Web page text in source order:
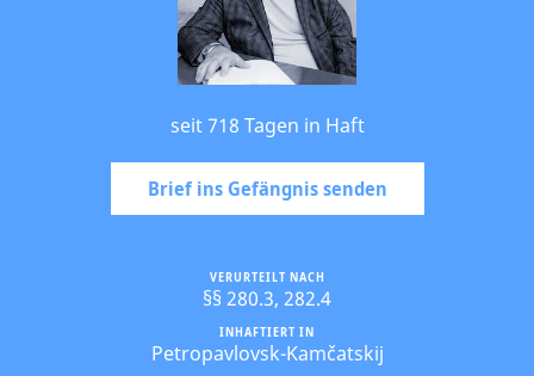
seit 718 Tagen in Haft
Brief ins Gefängnis senden
INHAFTIERT IN
Petropavlovsk-Kamčatskij
VERURTEILT NACH
§§ 280.3, 282.4